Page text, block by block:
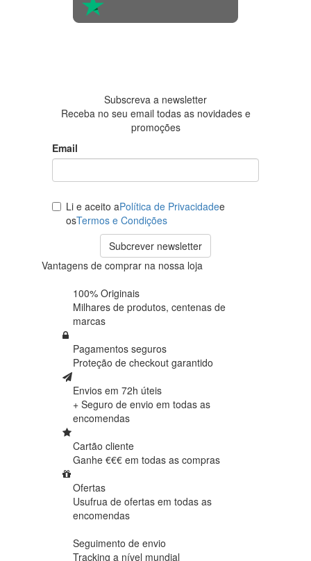
Subscreva a newsletter
Receba no seu email todas as novidades e
promoções
Email
Li e aceito aPolítica de Privacidadee
osTermos e Condições
Subcrever newsletter
Vantagens de comprar na nossa loja
100% Originais
Milhares de produtos, centenas de
marcas
Pagamentos seguros
Proteção de checkout garantido
Envios em 72h úteis
+ Seguro de envio em todas as
encomendas
Cartão cliente
Ganhe €€€ em todas as compras
Ofertas
Usufrua de ofertas em todas as
encomendas
Seguimento de envio
Tracking a nível mundial